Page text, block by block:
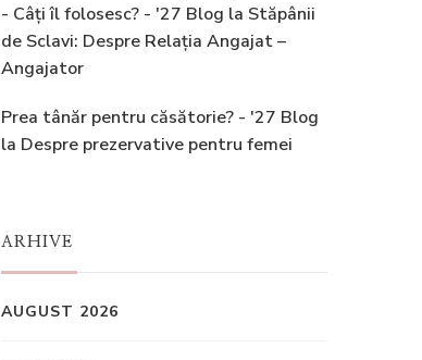
- Câți îl folosesc? - '27 Blog la Stăpânii
de Sclavi: Despre Relația Angajat –
Angajator
Prea tânăr pentru căsătorie? - '27 Blog
la Despre prezervative pentru femei
ARHIVE
AUGUST 2026